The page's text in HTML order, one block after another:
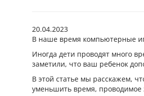
20.04.2023
В наше время компьютерные
Иногда дети проводят много
заметили, что ваш ребенок
В этой статье мы расскажем,
уменьшить время, проводимое